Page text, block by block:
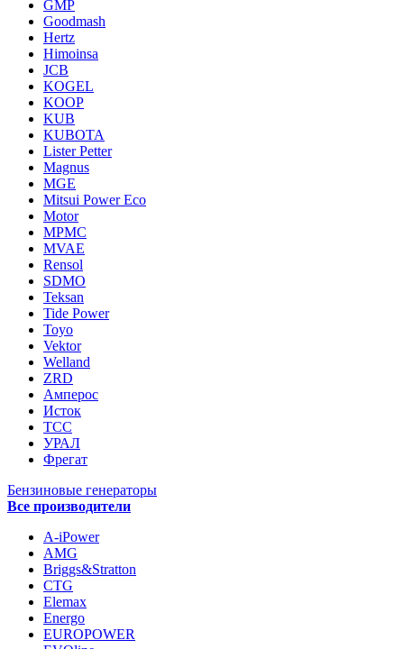
GMP
Goodmash
Hertz
Himoinsa
JCB
KOGEL
KOOP
KUB
KUBOTA
Lister Petter
Magnus
MGE
Mitsui Power Eco
Motor
MPMC
MVAE
Rensol
SDMO
Teksan
Tide Power
Toyo
Vektor
Welland
ZRD
Амперос
Исток
ТСС
УРАЛ
Фрегат
Бензиновые генераторы
Все производители
A-iPower
AMG
Briggs&Stratton
CTG
Elemax
Energo
EUROPOWER